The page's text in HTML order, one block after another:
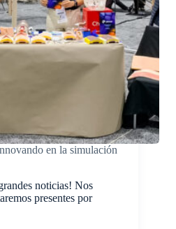
en la simulación
noticias! Nos
presentes por